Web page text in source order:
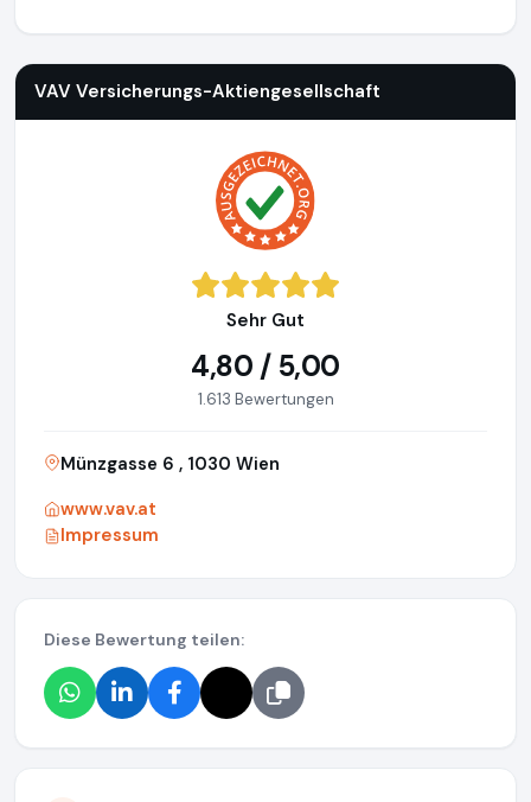
VAV Versicherungs-Aktiengesellschaft
Sehr Gut
4,80 / 5,00
1.613 Bewertungen
Münzgasse 6 , 1030 Wien
www.vav.at
Impressum
Diese Bewertung teilen: